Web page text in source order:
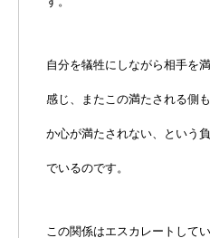
自分を犠牲にしながら相手を
感じ、またこの満たされる側
か心が満たされない、という
でいるのです。
この関係はエスカレートして